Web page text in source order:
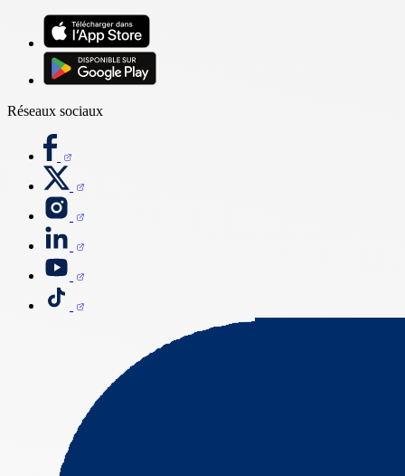
Réseaux sociaux